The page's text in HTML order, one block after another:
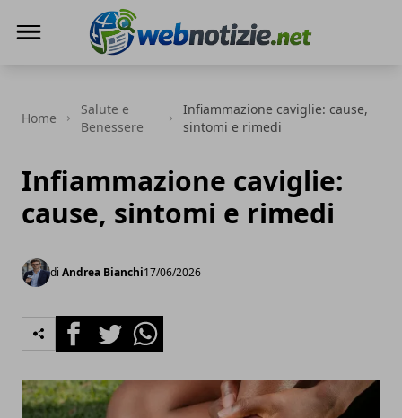
Home
Salute e
Benessere
Infiammazione caviglie: cause,
sintomi e rimedi
Infiammazione caviglie:
cause, sintomi e rimedi
di Andrea Bianchi17/06/2026
FacebookTwitterWhatsapp